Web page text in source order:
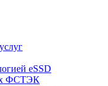
eSSD
ФСТЭК